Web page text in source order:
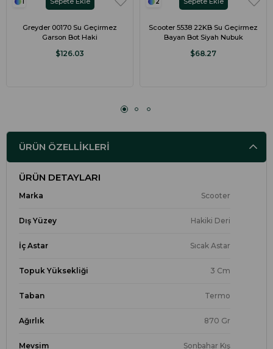
Greyder 00170 Su Geçirmez
Garson Bot Haki
$126.03
Scooter 5538 22KB Su Geçirmez
Bayan Bot Siyah Nubuk
$68.27
ÜRÜN ÖZELLIKLERI
ÜRÜN DETAYLARI
Marka Scooter
Dış Yüzey Hakiki Deri
İç Astar Sıcak Astar
Topuk Yüksekliği 3 Cm
Taban Termo
Ağırlık 870 Gr
Mevsim Sonbahar Kış